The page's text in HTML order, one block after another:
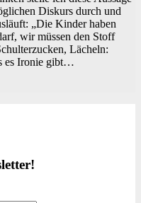
Diskurs durch und
„Die Kinder haben
wir müssen den Stoff
Lächeln:
es Ironie gibt…